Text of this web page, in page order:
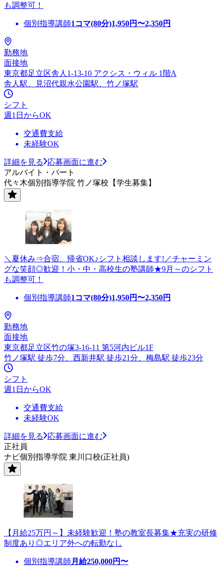
も調整可！
個別指導講師1コマ(80分)1,950円〜2,350円
勤務地
面接地
東京都足立区舎人1-13-10 アクシス・ウィル 1階A
舎人駅、見沼代親水公園駅、竹ノ塚駅
シフト
週1日からOK
交通費支給
未経験OK
詳細を見る
応募画面に進む
アルバイト・パート
代々木個別指導学院 竹ノ塚校【学生募集】
＼夏休み⇒合宿、帰省OK♪シフト相談します!／チャーミン
グな笑顔◎歓迎！小・中・高校生の塾講師★9月～のシフト
も調整可！
個別指導講師1コマ(80分)1,950円〜2,350円
勤務地
面接地
東京都足立区竹の塚3-16-11 第5河内ビル1F
竹ノ塚駅 徒歩7分、西新井駅 徒歩21分、梅島駅 徒歩23分
シフト
週1日からOK
交通費支給
未経験OK
詳細を見る
応募画面に進む
正社員
ナビ個別指導学院 東川口校(正社員)
【月給25万円～】未経験歓迎！塾の教室長募集★充実の研修
制度あり◎エリア外への転勤なし
個別指導講師 月給250,000円〜